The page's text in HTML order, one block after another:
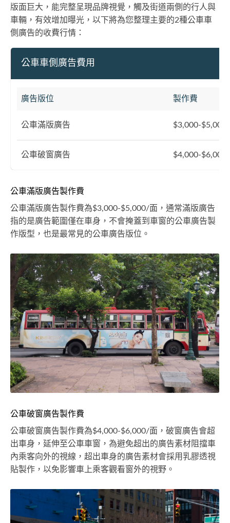
版面巨大，能完整呈現品牌視覺，觸及街道兩側的行人與
車輛，有效增加曝光，以下將為您整理主要的2種公車車
側廣告的收費行情：
公車車側廣告費用
廣告版位 製作費
公車滿版廣告 $3,000-
公車破窗廣告 $4,000-
公車滿版廣告製作費
公車滿版廣告製作費為$3,000-$5,000/面，通常滿版廣告
指的是廣告範圍僅在車身，不會掩蓋到車窗的公車廣告製
作版型，也是最常見的公車廣告版位。
公車破窗廣告製作費
公車破窗廣告製作費為$4,000-$6,000/面，破窗廣告會超
出車身，延伸至公車車窗，為避免超出的廣告素材阻擋車
內乘客向外的視線，超出車身的廣告素材會採用乳膠透視
貼製作，以免影響車上乘客觀看窗外的視野。